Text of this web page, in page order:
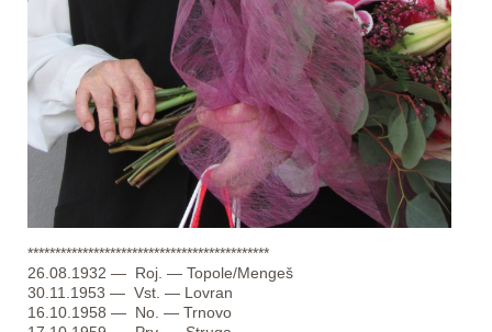
********************************************
26.08.1932 — Roj. — Topole/Mengeš
30.11.1953 — Vst. — Lovran
16.10.1958 — No. — Trnovo